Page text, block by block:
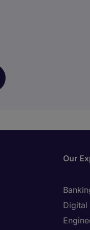
Our
Digital